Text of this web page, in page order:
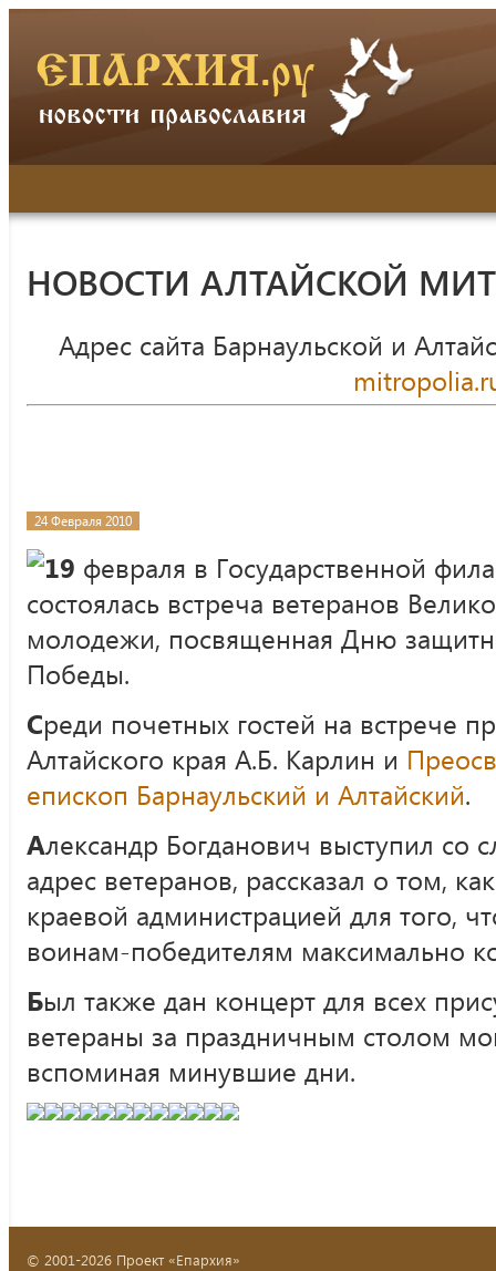
НОВОСТИ АЛТАЙСКОЙ
Адрес сайта Барнаульской и
24 Февраля 2010
19 февраля в Государственной
состоялась встреча ветеранов
молодежи, посвященная Дню
Победы.
Среди почетных гостей на встрече
Алтайского края А.Б. Карлин и
епископ Барнаульский и Алтайский.
Александр Богданович выступил со
адрес ветеранов, рассказал о том,
краевой администрацией для того,
воинам-победителям максимально
Был также дан концерт для всех
ветераны за праздничным столом
вспоминая минувшие дни.
© 2001-2026 Проект «Епархия»